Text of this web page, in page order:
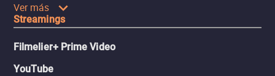
Ver más
Streamings
Filmelier+ Prime Video
YouTube